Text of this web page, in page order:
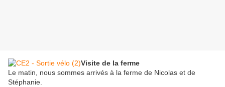
Visite de la ferme
Le matin, nous sommes arrivés à la ferme de Nicolas et de
Stéphanie.